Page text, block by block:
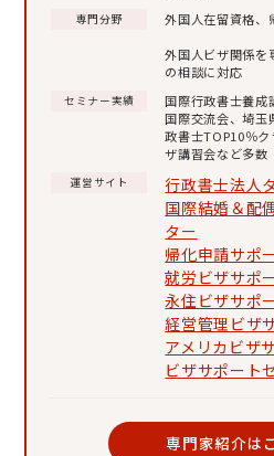
専門分野
外国人在留資格、
外国人ビザ関係を
の相談に対応
セミナー実績
国際行政書士養成
国際交流会、埼玉
政書士TOP10％
ザ講習会など多数
運営サイト
行政書士法人
国際結婚＆配
ター
帰化申請サポ
就労ビザサポ
永住ビザサポ
経営管理ビザ
アメリカビザ
ビザサポート
専門家紹介は